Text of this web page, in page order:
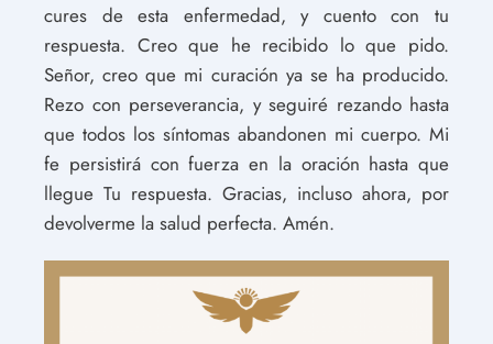
cures de esta enfermedad, y cuento con tu
respuesta. Creo que he recibido lo que pido.
Señor, creo que mi curación ya se ha producido.
Rezo con perseverancia, y seguiré rezando hasta
que todos los síntomas abandonen mi cuerpo. Mi
fe persistirá con fuerza en la oración hasta que
llegue Tu respuesta. Gracias, incluso ahora, por
devolverme la salud perfecta. Amén.